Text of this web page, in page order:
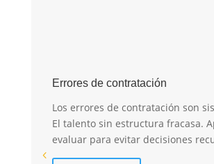
Errores de contratación
Los errores de contratación son
El talento sin estructura fracasa.
evaluar para evitar decisiones